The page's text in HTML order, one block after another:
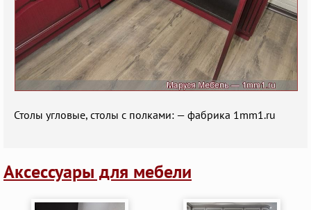
Столы угловые, столы с полками: — фабрика 1mm1.ru
Аксессуары для мебели